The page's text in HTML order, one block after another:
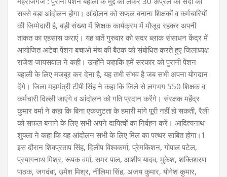
सबसे बड़ा आंदोलन होगा। आंदोलन को सफल बनाना शिक्षकों व कर्मचारियों
की जिम्मेदारी है, बड़ी संख्या में शिक्षक कार्यक्रम में मौजूद रहकर अपनी
ताकत का एहसास कराएं। यह बातें गुरुवार को सदर ब्लाक संसाधन केंद्र में
आयोजित अटेवा पेंशन बचाओ मंच की बैठक को संबोधित करते हुए जिलाध्यक्ष
राजेश जायसवाल ने कही। उन्होंने कहाकि हमें सरकार को पुरानी पेंशन
बहाली के लिए मजबूर कर देना है, यह तभी संभव है जब सभी अपना योगदान
देंगे। जिला महामंत्री टीपी सिंह ने कहा कि जिले से लगभग 550 शिक्षक व
कर्मचारी दिल्ली जाएंगे व आंदोलन को गति प्रदान करेंगे। संरक्षक महेंद्र
कुमार वर्मा ने कहा कि बिना एकजुटता के हमारी मांगे पूरी नहीं हो सकती, रैली
को सफल बनाने के लिए सभी अपने दायित्वों का निर्वहन करें। आदित्यनाथ
शुक्ला ने कहा कि यह आंदोलन सभी के लिए मिल का पत्थर साबित होगा।1
इस दौरान शिवप्रताप सिंह, दिलीप विश्वकर्मा, प्रेमकिशन, गोपाल पटेल,
प्रयागनाथ मिश्र, रूपक वर्मा, समर पाल, आशीष यादव, मुकेश, शक्तिशरण
पाठक, जगदंबा, उमेश मिश्र, नीलिमा सिंह, अजय कुमार, योगेश कुमार,